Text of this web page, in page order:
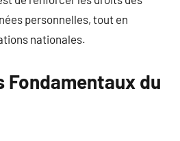
personnelles, tout en
nationales.
Fondamentaux du